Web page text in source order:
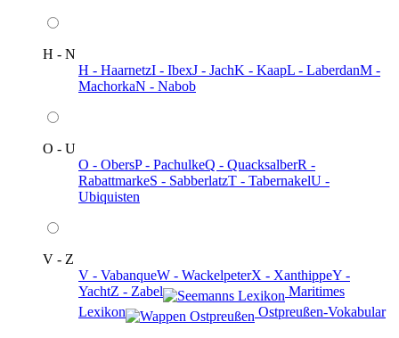
H - N
H - HaarnetzI - IbexJ - JachK - KaapL - LaberdanM -
MachorkaN - Nabob
O - U
O - ObersP - PachulkeQ - QuacksalberR -
RabattmarkeS - SabberlatzT - TabernakelU -
Ubiquisten
V - Z
V - VabanqueW - WackelpeterX - XanthippeY -
YachtZ - Zabel
️ Maritimes
Lexikon
️ Ostpreußen-Vokabular